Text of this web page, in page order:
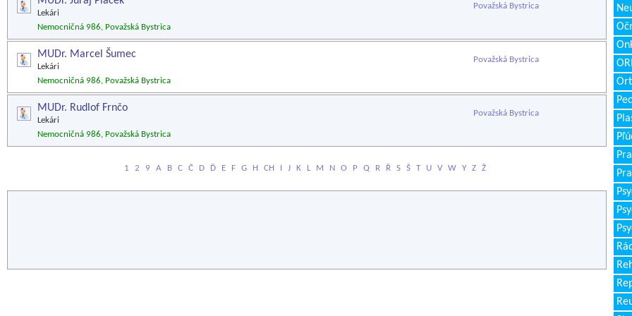
Lekári
Považská Bystrica
Nemocničná 986, Považská Bystrica
MUDr. Marcel Šumec
Lekári
Považská Bystrica
Nemocničná 986, Považská Bystrica
MUDr. Rudlof Frnčo
Lekári
Považská Bystrica
Nemocničná 986, Považská Bystrica
1 2 9 A B C Č D Ď E F G H CH I J K L M N O P Q R Ř S Š T U V W Y Z Ž